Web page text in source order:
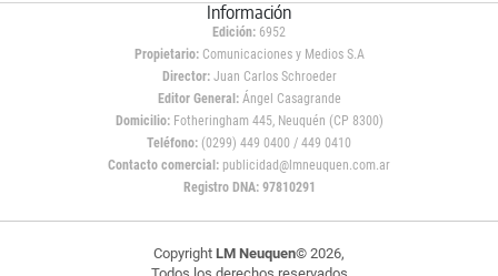
Información
Edición: 6952
Propietario:Comunicaciones y Medios S.A
Director: Juan Carlos Schroeder
Editor General:Ángel Casagrande
Domicilio:Fotheringham 445, Neuquén (CP 8300)
Teléfono: (0299) 449 0400 / 449 0410
Contacto comercial: publicidad@lmneuquen.com.ar
Registro DNA: 97810291
Copyright LM Neuquen© 2026,